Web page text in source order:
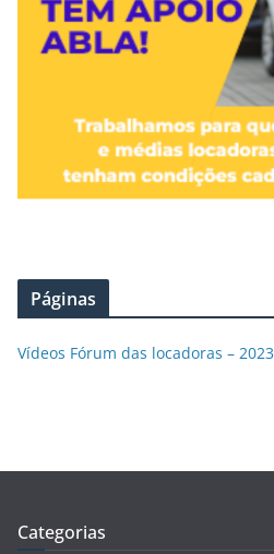
Páginas
Vídeos Fórum das locadoras – 2023
Categorias